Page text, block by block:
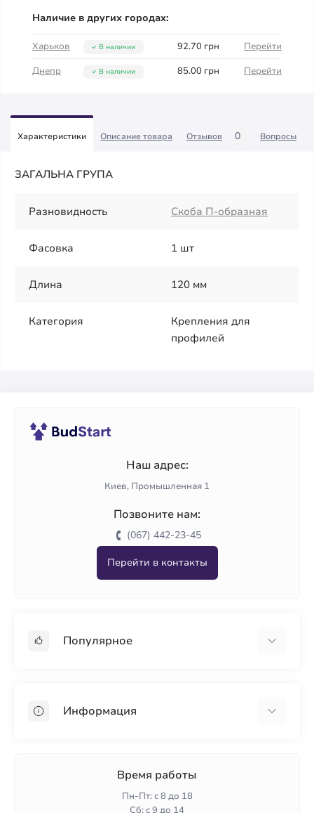
Наличие в других городах:
Харьков В наличии 92.70 грн
Перейти
Днепр
В наличии 85.00 грн Перейти
Характеристики Описание товара Отзывов 0 Вопросы
ЗАГАЛЬНА ГРУПА
Разновидность Скоба П-образная
Фасовка 1 шт
Длина 120 мм
Категория
Крепления для
профилей
Наш адрес:
Киев, Промышленная 1
Позвоните нам:
(067) 442-23-45
Перейти в контакты
Популярное
ПенопластИнформация
Время работы
Пн-Пт: с 8 до 18